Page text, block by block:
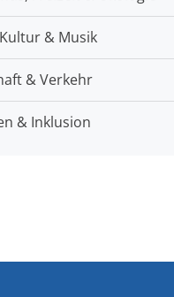
& Musik
& Verkehr
& Inklusion